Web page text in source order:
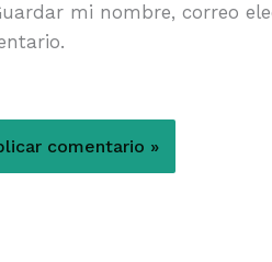
mi nombre, correo